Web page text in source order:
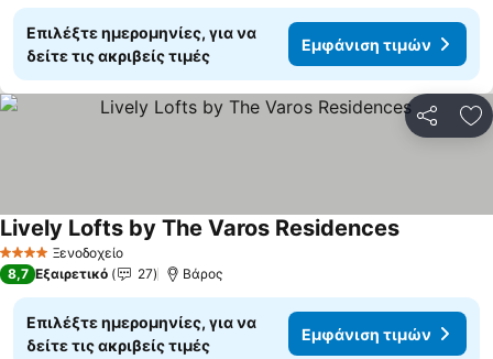
Επιλέξτε ημερομηνίες, για να
δείτε τις ακριβείς τιμές
Εμφάνιση τιμών
4 ΑστέριαΞενοδοχείο
Lively Lofts by The Varos ResidencesΕμφάνιση
8,7 Εξαιρετικό 27 Βάρος
Επιλέξτε ημερομηνίες, για να
δείτε τις ακριβείς τιμές
Εμφάνιση τιμών